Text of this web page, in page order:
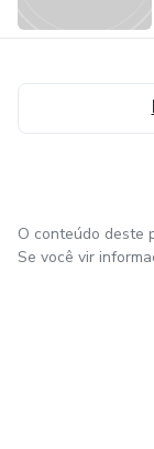
O conteúdo deste
Se você vir